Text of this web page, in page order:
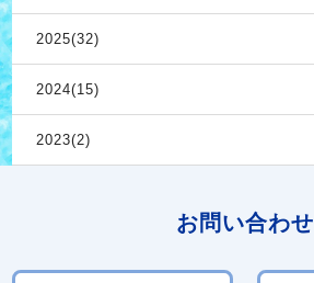
2025(32)
2024(15)
2023(2)
お問い合わせ